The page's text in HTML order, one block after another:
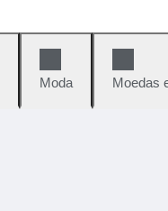
Moda Moedas